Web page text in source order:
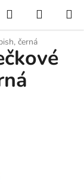
Hledat
KOŠÍK
černá